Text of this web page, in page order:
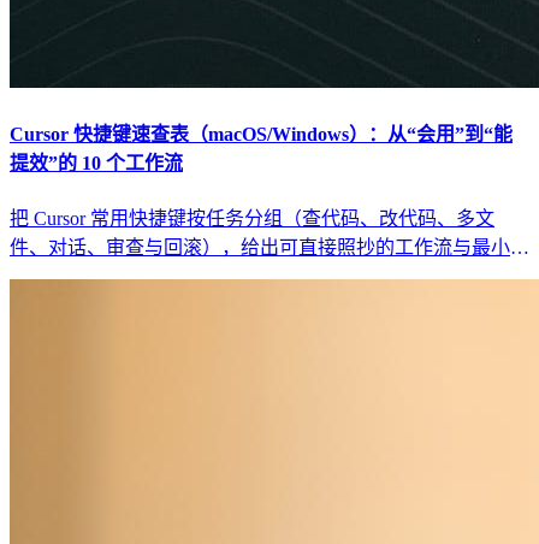
Cursor 快捷键速查表（macOS/Windows）：从“会用”到“能
提效”的 10 个工作流
把 Cursor 常用快捷键按任务分组（查代码、改代码、多文
件、对话、审查与回滚），给出可直接照抄的工作流与最小回
归清单，避免“快捷键背了也没变快”。